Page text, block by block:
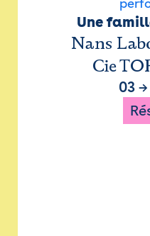
Une
Nans
Cie
03 →